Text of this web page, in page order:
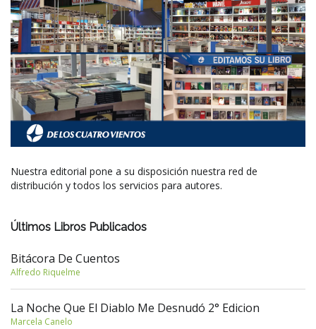
Nuestra editorial pone a su disposición nuestra red de
distribución y todos los servicios para autores.
Últimos Libros Publicados
Bitácora De Cuentos
Alfredo Riquelme
La Noche Que El Diablo Me Desnudó 2° Edicion
Marcela Canelo